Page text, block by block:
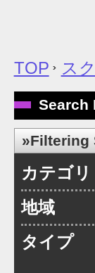
TOP ス
Search
»Filtering
カテゴリ
地域
タイプ